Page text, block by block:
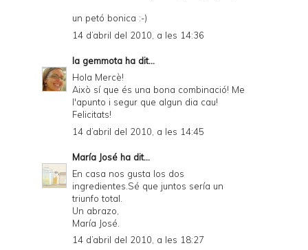
un petó bonica :-)
14 d’abril del 2010, a les 14:36
la gemmota ha dit...
Hola Mercè!
Això sí que és una bona combinació! Me
l'apunto i segur que algun dia cau!
Felicitats!
14 d’abril del 2010, a les 14:45
María José ha dit...
En casa nos gusta los dos
ingredientes.Sé que juntos sería un
triunfo total.
Un abrazo,
María José.
14 d’abril del 2010, a les 18:27